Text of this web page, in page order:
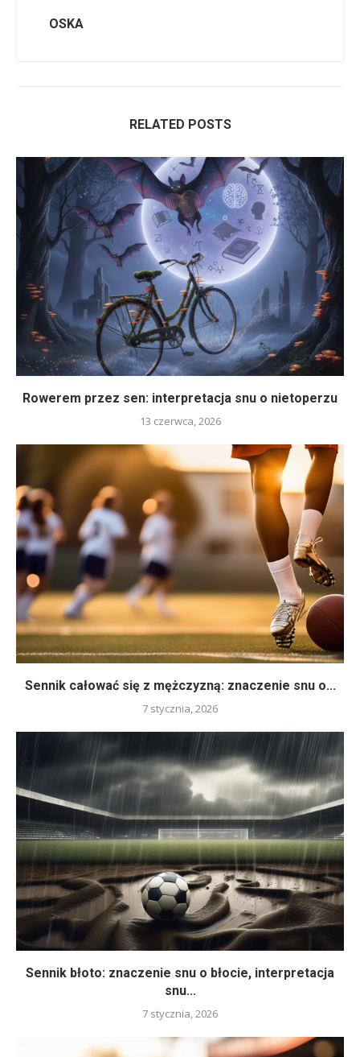
OSKA
RELATED POSTS
Rowerem przez sen: interpretacja snu o nietoperzu
13 czerwca, 2026
Sennik całować się z mężczyzną: znaczenie snu o...
7 stycznia, 2026
Sennik błoto: znaczenie snu o błocie, interpretacja
snu...
7 stycznia, 2026